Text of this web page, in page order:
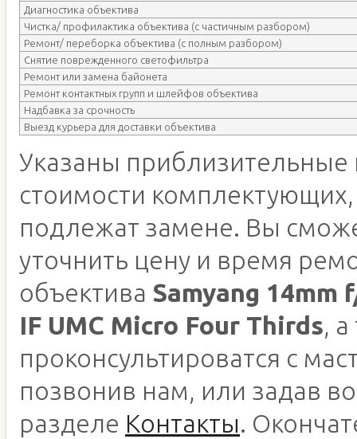
Диагностика объектива
Чистка/ профилактика объектива (с частичным разбором)
Ремонт/ переборка объектива (с полным разбором)
Снятие поврежденного светофильтра
Ремонт или замена байонета
Ремонт контактных групп и шлейфов объектива
Надбавка за срочность
Выезд курьера для доставки объектива
Указаны приблизительные
стоимости
подлежат замене. Вы
уточнить цену и время
объектива Samyang 14mm
IF UMC Micro Four Thirds,
проконсультироватся с
позвонив нам, или задав
разделе Контакты.